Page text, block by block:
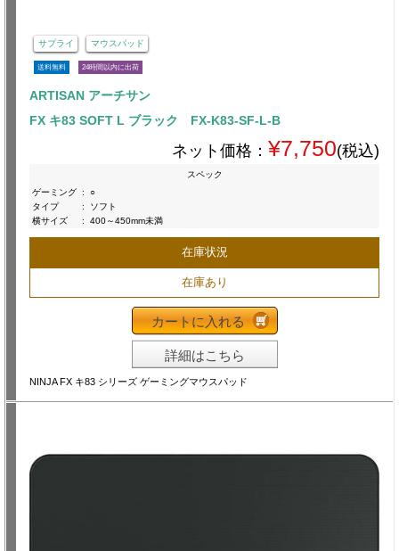
サプライ マウスパッド
送料無料 24時間以内に出荷
ARTISAN アーチサン
FX キ83 SOFT L ブラック FX-K83-SF-L-B
ネット価格： ¥7,750(税込)
スペック
ゲーミング :
○
タイプ
:
ソフト
横サイズ
: 400～450mm未満
在庫状況
在庫あり
カートに入れる
詳細はこちら
NINJA FX キ83 シリーズ ゲーミングマウスパッド